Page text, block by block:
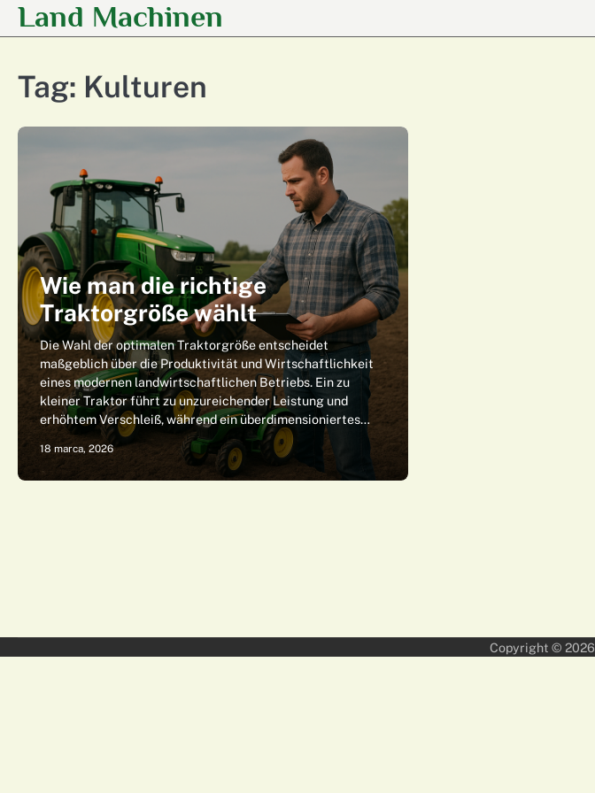
SkipLand Machinen
Tag: Kulturen
Wie man die richtige
Traktorgröße wählt
Die Wahl der optimalen Traktorgröße entscheidet
maßgeblich über die Produktivität und Wirtschaftlichkeit
eines modernen landwirtschaftlichen Betriebs. Ein zu
kleiner Traktor führt zu unzureichender Leistung und
erhöhtem Verschleiß, während ein überdimensioniertes…
18 marca, 2026
Copyright © 2026